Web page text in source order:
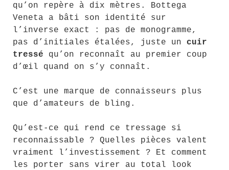
qu’on repère à dix mètres. Bottega
Veneta a bâti son identité sur
l’inverse exact : pas de monogramme,
pas d’initiales étalées, juste un cuir
tressé qu’on reconnaît au premier coup
d’œil quand on s’y connaît.
C’est une marque de connaisseurs plus
que d’amateurs de bling.
Qu’est-ce qui rend ce tressage si
reconnaissable ? Quelles pièces valent
vraiment l’investissement ? Et comment
les porter sans virer au total look